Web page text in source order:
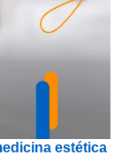
estética